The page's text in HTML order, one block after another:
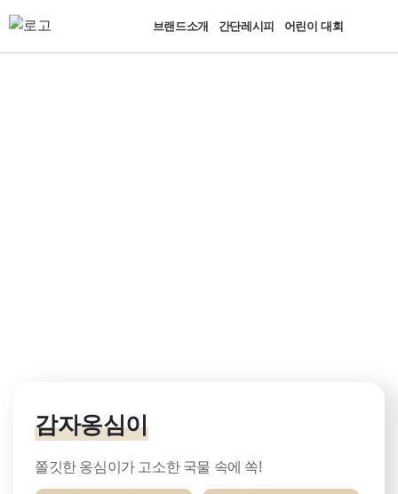
브랜드소개 간단레시피 어린이 대회
감자옹심이
쫄깃한 옹심이가 고소한 국물 속에 쏙!